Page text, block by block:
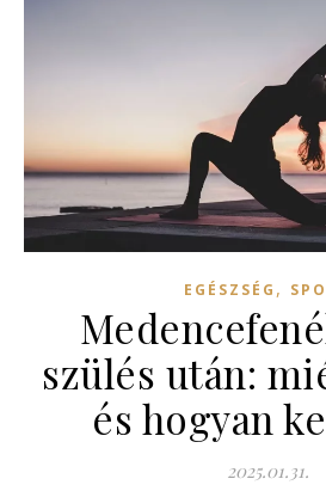
EGÉSZSÉG ,
szülés után:
és hogyan
2025.01.31.